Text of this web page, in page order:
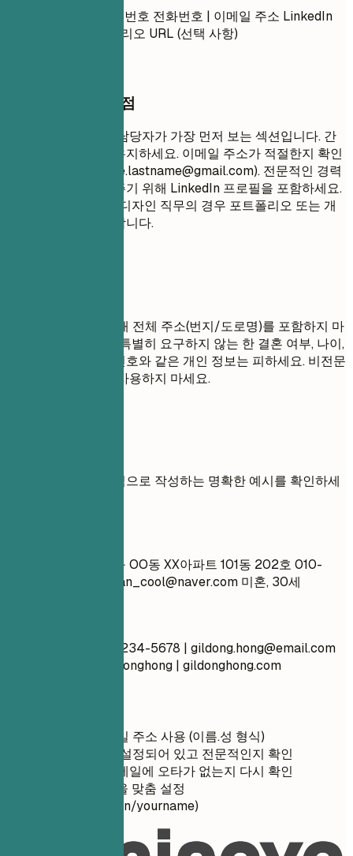
이름 성 도시, 주, 우편번호 전화번호 | 이메일 주소 LinkedIn
프로필 URL | 포트폴리오 URL (선택 사항)
작성할 때 꼭 챙길 점
연락처 정보는 채용 담당자가 가장 먼저 보는 섹션입니다. 간
결하고 전문적으로 유지하세요. 이메일 주소가 적절한지 확인
firstname.lastname@gmail.com). 전문적인 경력
을 종합적으로 보여주기 위해 LinkedIn 프로필을 포함하세요.
창의적, 기술적 또는 디자인 직무의 경우 포트폴리오 또는 개
인 웹사이트를 권장합니다.
개인 정보 보호를 위해 전체 주소(번지/도로명)를 포함하지 마
세요. 해당 국가에서 특별히 요구하지 않는 한 결혼 여부, 나이,
사진 또는 주민등록번호와 같은 개인 정보는 피하세요. 비전문
적인 이메일 주소를 사용하지 마세요.
연락처 정보를 효과적으로 작성하는 명확한 예시를 확인하세
홍길동 서울시 강남구 OO동 XX아파트 101동 202호 010-
superman_cool@naver.com 미혼, 30세
홍길동 서울시 010-1234-5678 | gildong.hong@email.com
linkedin.com/in/gildonghong | gildonghong.com
전문적인 이메일 주소 사용 (이름.성 형식)
음성 메시지가 설정되어 있고 전문적인지 확인
전화번호와 이메일에 오타가 없는지 다시 확인
LinkedIn URL을 맞춤 설정
(linkedin.com/in/yourname)